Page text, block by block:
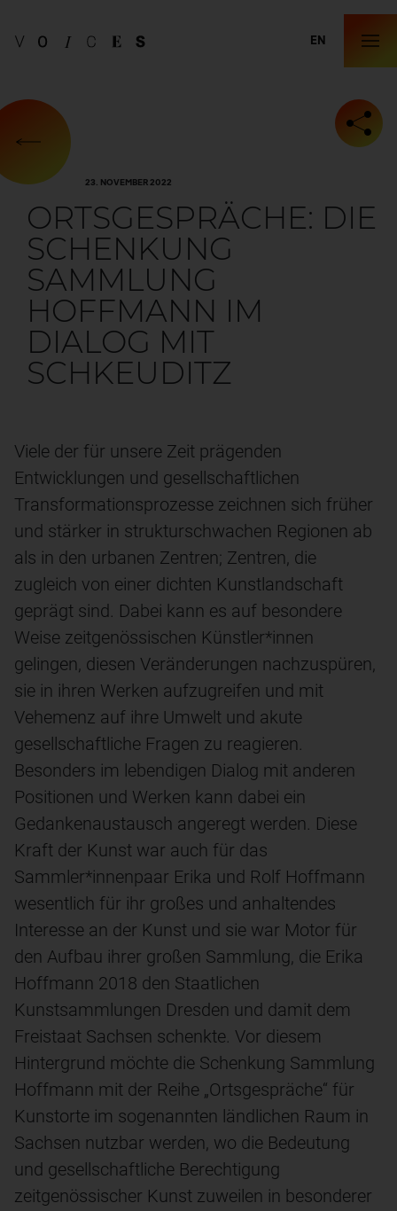
EN
ORTSGESPRÄCHE: DIE
SCHENKUNG
SAMMLUNG
HOFFMANN IM
DIALOG MIT
SCHKEUDITZ
23. NOVEMBER 2022
Viele der für unsere Zeit prägenden
Entwicklungen und gesellschaftlichen
Transformationsprozesse zeichnen sich früher
und stärker in strukturschwachen Regionen ab
als in den urbanen Zentren; Zentren, die
zugleich von einer dichten Kunstlandschaft
geprägt sind. Dabei kann es auf besondere
Weise zeitgenössischen Künstler*innen
gelingen, diesen Veränderungen nachzuspüren,
sie in ihren Werken aufzugreifen und mit
Vehemenz auf ihre Umwelt und akute
gesellschaftliche Fragen zu reagieren.
Besonders im lebendigen Dialog mit anderen
Positionen und Werken kann dabei ein
Gedankenaustausch angeregt werden. Diese
Kraft der Kunst war auch für das
Sammler*innenpaar Erika und Rolf Hoffmann
wesentlich für ihr großes und anhaltendes
Interesse an der Kunst und sie war Motor für
den Aufbau ihrer großen Sammlung, die Erika
Hoffmann 2018 den Staatlichen
Kunstsammlungen Dresden und damit dem
Freistaat Sachsen schenkte. Vor diesem
Hintergrund möchte die Schenkung Sammlung
Hoffmann mit der Reihe „Ortsgespräche“ für
Kunstorte im sogenannten ländlichen Raum in
Sachsen nutzbar werden, wo die Bedeutung
und gesellschaftliche Berechtigung
zeitgenössischer Kunst zuweilen in besonderer